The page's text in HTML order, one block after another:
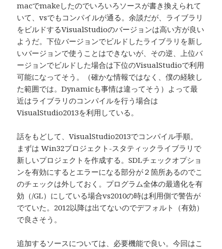
macでmakeしたのでいろいろソースが書き換えられて
いて、vsでもコンパイルが通る。余談だが、ライブラリ
をビルドするVisualStudioのバージョンは高い方が良い
ようだ。下位バージョンでビルドしたライブラリを新し
いバージョンで使うことはできないが、その逆、上位バ
ージョンでビルドした場合は下位のVisualStudioで利用
可能になってそう。（確かな情報ではなく、僕の経験し
た範囲では。Dynamicも事情は違ってそう）よって最
近はライブラリのコンパイルを行う場合は
VisualStudio2013を利用している。
話をもどして、VisualStudio2013でコンパイル手順。
まずは Win32プロジェクト-スタティックライブラリで
新しいプロジェクトを作成する。SDLチェックオプショ
ンを有効にするとエラーになる部分が２箇所あるのでこ
のチェックは外しておく。プログラム全体の最適化を有
効（/GL）にしている場合vs2010の時は利用側で警告が
でていた。2012以降は出てないのでデフォルト（有効）
で良さそう。
追加するソースについては、必要機能で良い。今回はこ